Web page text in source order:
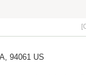
94061 US